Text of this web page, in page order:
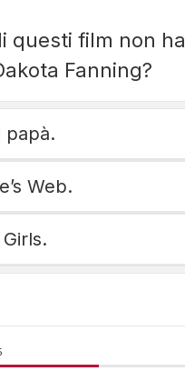
questi film non ha
Fanning?
papà.
Web.